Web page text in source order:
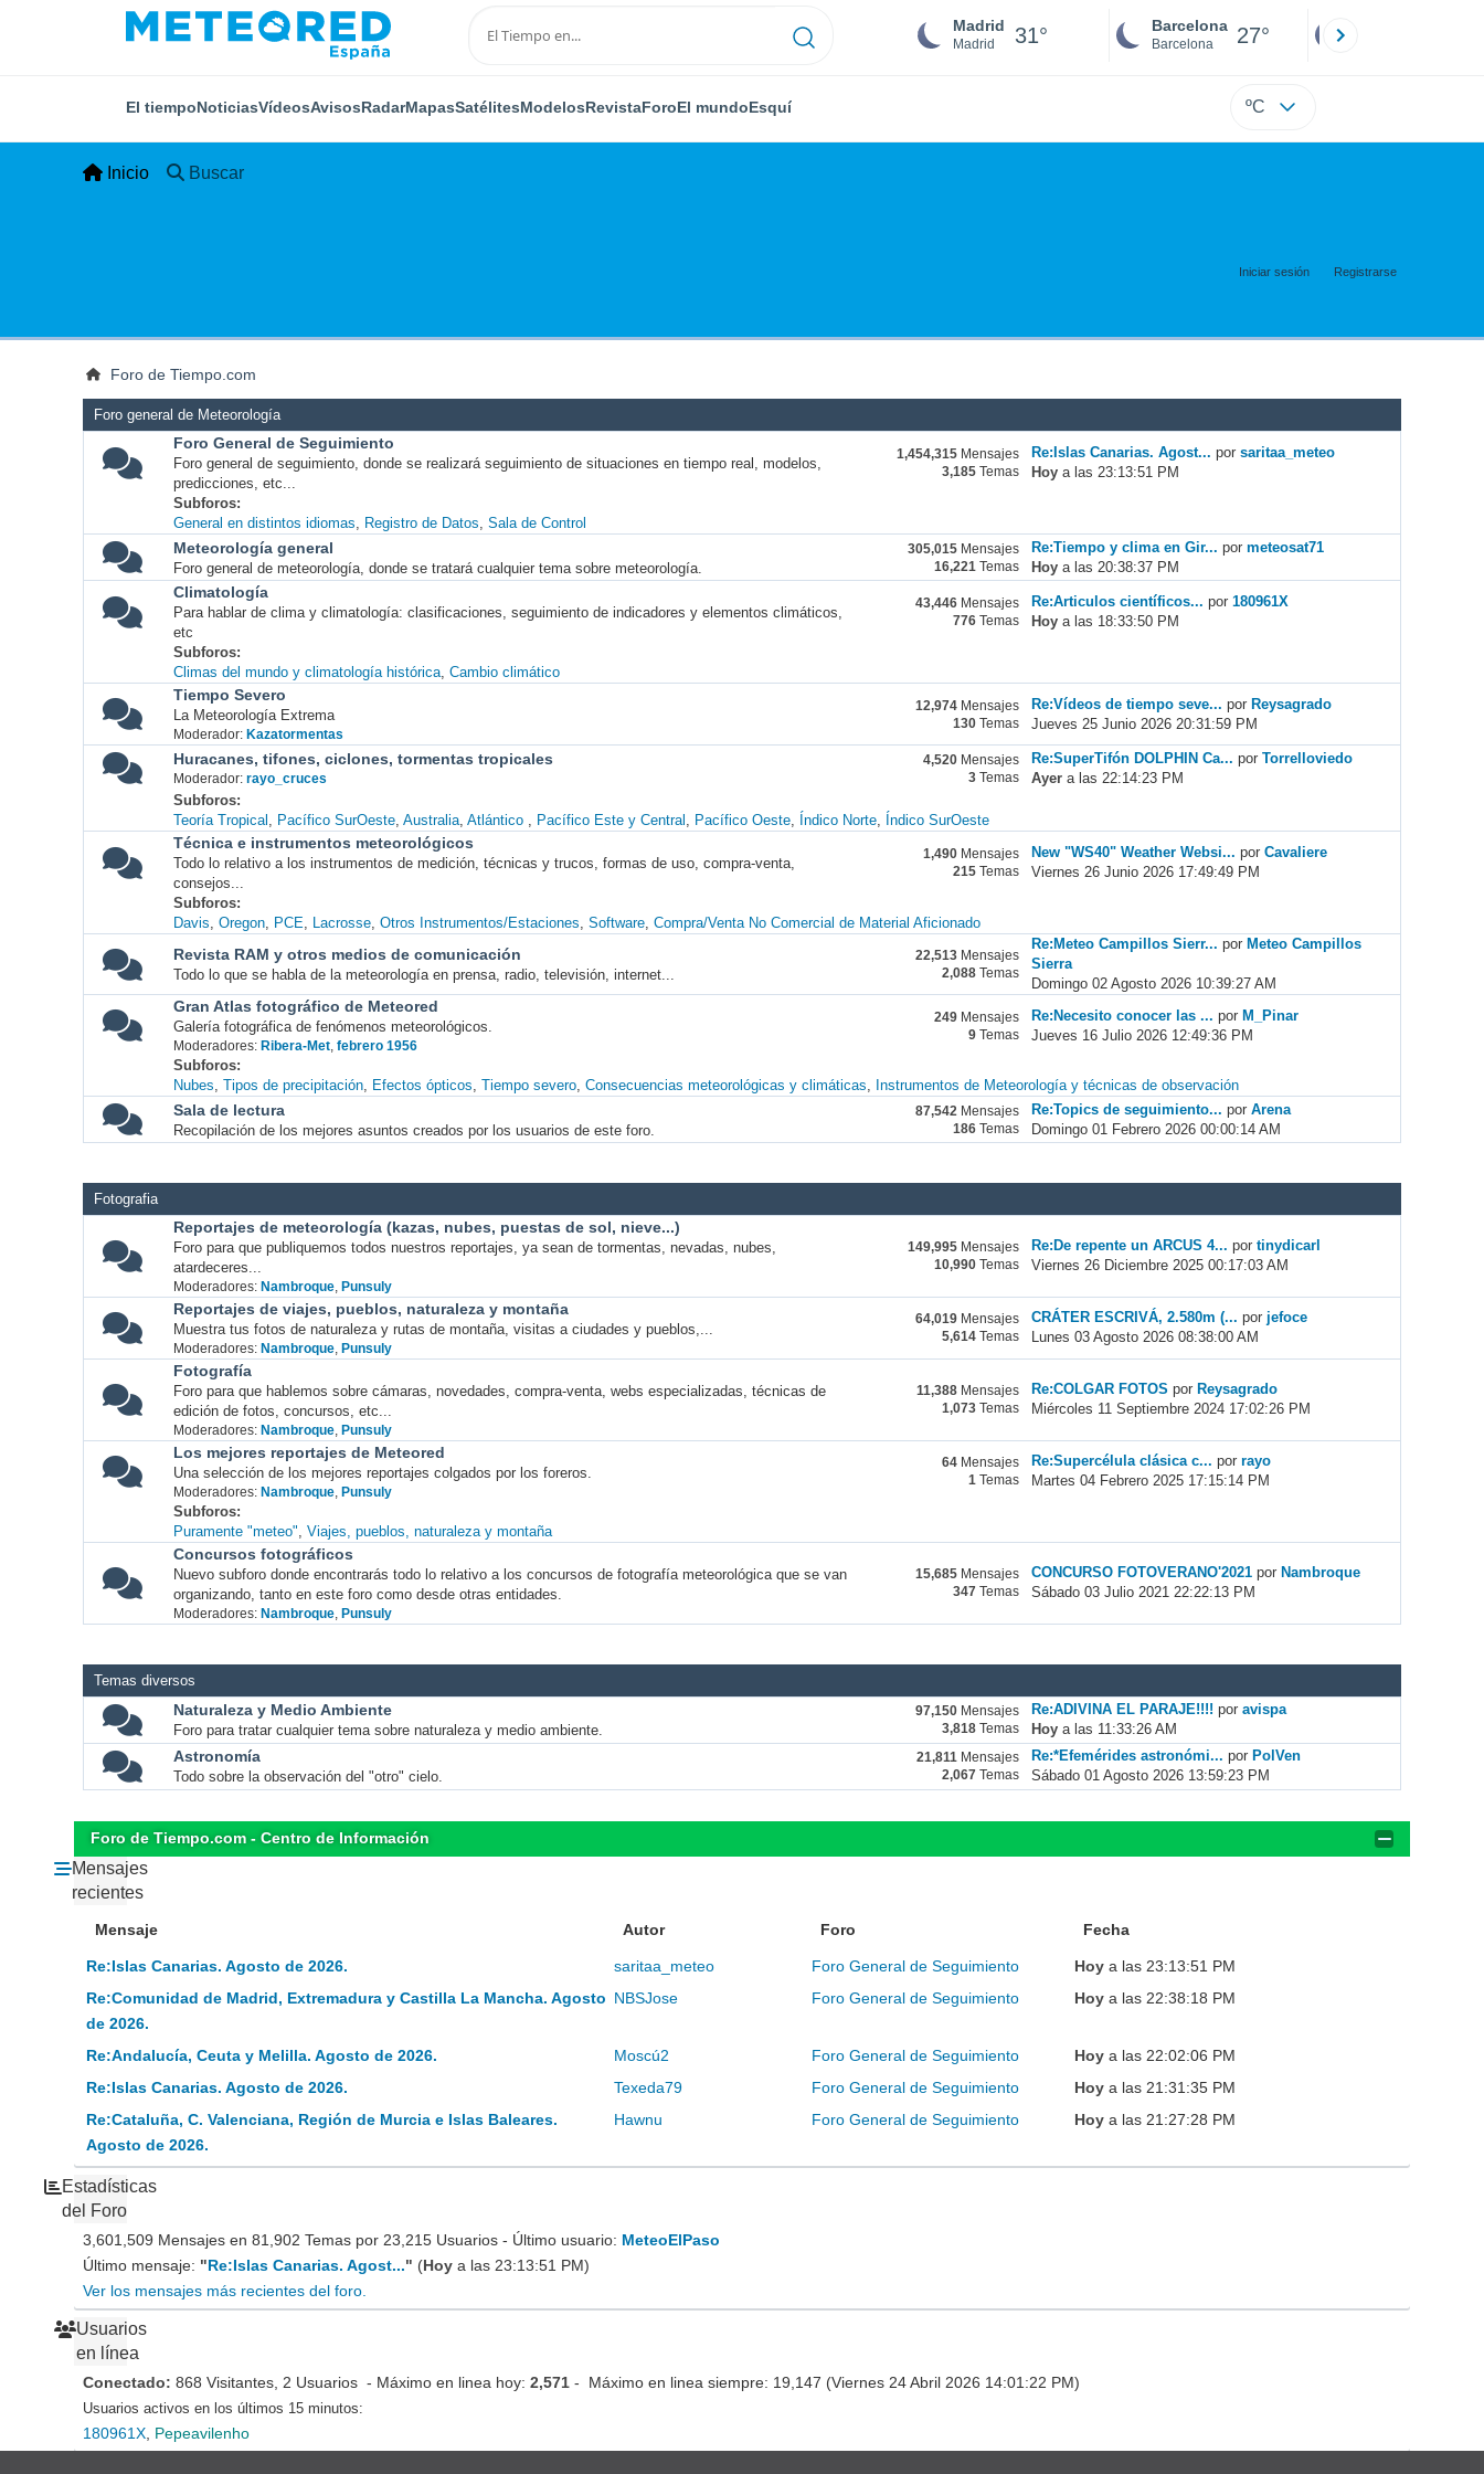
Madrid
Madrid 31° Barcelona
Barcelona 27°
El tiempoNoticiasVídeosAvisosRadarMapasSatélitesModelosRevistaForoEl mundoEsquí ºC
Inicio Buscar
Iniciar sesión Registrarse
Foro de Tiempo.com
Foro general de Meteorología
Foro General de Seguimiento
Foro general de seguimiento, donde se realizará seguimiento de situaciones en tiempo real, modelos,
predicciones, etc...
1,454,315 Mensajes
3,185 Temas
Re:Islas Canarias. Agost... porsaritaa_meteo
Hoy a las 23:13:51 PM
Subforos
General en distintos idiomas
Registro de Datos Sala de Control
Meteorología general
Foro general de meteorología, donde se tratará cualquier tema sobre meteorología.
305,015 Mensajes
16,221 Temas
Re:Tiempo y clima en Gir... pormeteosat71
Hoy a las 20:38:37 PM
Climatología
Para hablar de clima y climatología: clasificaciones, seguimiento de indicadores y elementos climáticos,
etc
43,446 Mensajes
776 Temas
Re:Articulos científicos... por180961X
Hoy a las 18:33:50 PM
Subforos
Climas del mundo y climatología histórica Cambio climático
Tiempo Severo
La Meteorología Extrema
Moderador: Kazatormentas
12,974 Mensajes
130 Temas
Re:Vídeos de tiempo seve... porReysagrado
Jueves 25 Junio 2026 20:31:59 PM
Huracanes, tifones, ciclones, tormentas tropicales
Moderador: rayo_cruces
4,520 Mensajes
3 Temas
Re:SuperTifón DOLPHIN Ca... porTorrelloviedo
Ayer a las 22:14:23 PM
Subforos
Teoría Tropical
Pacífico SurOeste Australia Atlántico Pacífico Este y Central Pacífico Oeste Índico Norte Índico SurOeste
Técnica e instrumentos meteorológicos
Todo lo relativo a los instrumentos de medición, técnicas y trucos, formas de uso, compra-venta,
consejos...
1,490 Mensajes
215 Temas
New "WS40" Weather Websi... porCavaliere
Viernes 26 Junio 2026 17:49:49 PM
Subforos
Davis Oregon PCE Lacrosse Otros Instrumentos/Estaciones Software Compra/Venta No Comercial de Material Aficionado
Revista RAM y otros medios de comunicación
Todo lo que se habla de la meteorología en prensa, radio, televisión, internet...
22,513 Mensajes
2,088 Temas
Re:Meteo Campillos Sierr... por Meteo Campillos
Sierra
Domingo 02 Agosto 2026 10:39:27 AM
Gran Atlas fotográfico de Meteored
Galería fotográfica de fenómenos meteorológicos.
Moderadores: Ribera-Met, febrero 1956
249 Mensajes
9 Temas
Re:Necesito conocer las ... porM_Pinar
Jueves 16 Julio 2026 12:49:36 PM
Subforos
Nubes Tipos de precipitación Efectos ópticos Tiempo severo Consecuencias meteorológicas y climáticas Instrumentos de Meteorología y técnicas de observación
Sala de lectura
Recopilación de los mejores asuntos creados por los usuarios de este foro.
87,542 Mensajes
186 Temas
Re:Topics de seguimiento... porArena
Domingo 01 Febrero 2026 00:00:14 AM
Fotografia
Reportajes de meteorología (kazas, nubes, puestas de sol, nieve...)
Foro para que publiquemos todos nuestros reportajes, ya sean de tormentas, nevadas, nubes,
atardeceres...
Moderadores: Nambroque, Punsuly
149,995 Mensajes
10,990 Temas
Re:De repente un ARCUS 4... portinydicarl
Viernes 26 Diciembre 2025 00:17:03 AM
Reportajes de viajes, pueblos, naturaleza y montaña
Muestra tus fotos de naturaleza y rutas de montaña, visitas a ciudades y pueblos,...
Moderadores: Nambroque, Punsuly
64,019 Mensajes
5,614 Temas
CRÁTER ESCRIVÁ, 2.580m (... por jefoce
Lunes 03 Agosto 2026 08:38:00 AM
Fotografía
Foro para que hablemos sobre cámaras, novedades, compra-venta, webs especializadas, técnicas de
edición de fotos, concursos, etc...
Moderadores: Nambroque, Punsuly
11,388 Mensajes
1,073 Temas
Re:COLGAR FOTOS por Reysagrado
Miércoles 11 Septiembre 2024 17:02:26 PM
Los mejores reportajes de Meteored
Una selección de los mejores reportajes colgados por los foreros.
Moderadores: Nambroque, Punsuly
64 Mensajes
1 Temas
Re:Supercélula clásica c... porrayo
Martes 04 Febrero 2025 17:15:14 PM
Subforos
Puramente "meteo" Viajes, pueblos, naturaleza y montaña
Concursos fotográficos
Nuevo subforo donde encontrarás todo lo relativo a los concursos de fotografía meteorológica que se van
organizando, tanto en este foro como desde otras entidades.
Moderadores: Nambroque, Punsuly
15,685 Mensajes
347
Temas
CONCURSO FOTOVERANO'2021 por Nambroque
Sábado 03 Julio 2021 22:22:13 PM
Temas diversos
Naturaleza y Medio Ambiente
Foro para tratar cualquier tema sobre naturaleza y medio ambiente.
97,150 Mensajes
3,818 Temas
Re:ADIVINA EL PARAJE!!!! poravispa
Hoy a las 11:33:26 AM
Astronomía
Todo sobre la observación del "otro" cielo.
21,811 Mensajes
2,067
Temas
Re:*Efemérides astronómi... por PolVen
Sábado 01 Agosto 2026 13:59:23 PM
Foro de Tiempo.com - Centro de Información
Mensajes
recientes
Mensaje Autor Foro Fecha
Re:Islas Canarias. Agosto de 2026. saritaa_meteo Foro General de Seguimiento Hoy a las 23:13:51 PM
Re:Comunidad de Madrid, Extremadura y Castilla La Mancha. Agosto
de 2026.
NBSJose Foro General de Seguimiento Hoy a las 22:38:18 PM
Re:Andalucía, Ceuta y Melilla. Agosto de 2026. Moscú2 Foro General de Seguimiento Hoy a las 22:02:06 PM
Re:Islas Canarias. Agosto de 2026.
Texeda79 Foro General de Seguimiento Hoy a las 21:31:35 PM
Re:Cataluña, C. Valenciana, Región de Murcia e Islas Baleares.
Agosto de 2026.
Hawnu Foro General de Seguimiento Hoy a las 21:27:28 PM
Estadísticas
del Foro
3,601,509 Mensajes en 81,902 Temas por 23,215 Usuarios - Último usuario: MeteoElPaso
Último mensaje: "Re:Islas Canarias. Agost..." (Hoy a las 23:13:51 PM)
Ver los mensajes más recientes del foro.
Usuarios
en línea
Conectado:868 Visitantes, 2 Usuarios - Máximo en linea hoy:2,571 - Máximo en linea siempre: 19,147 (Viernes 24 Abril 2026 14:01:22 PM)
Usuarios activos en los últimos 15 minutos:
180961X Pepeavilenho